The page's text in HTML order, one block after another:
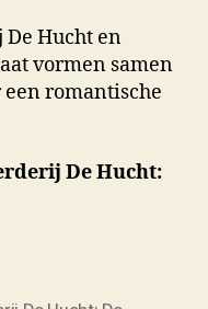
Hucht en
vormen samen
romantische
De Hucht: